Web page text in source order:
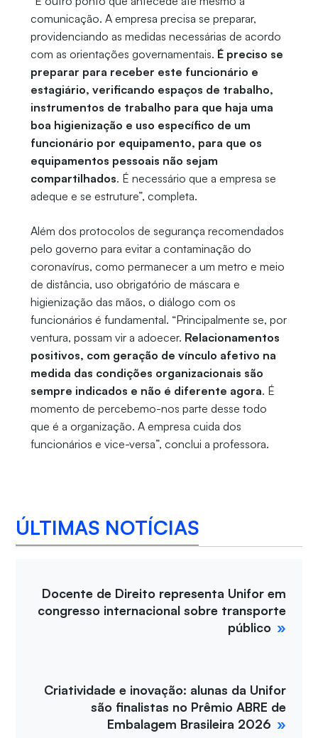
comunicação. A empresa precisa se preparar,
providenciando as medidas necessárias de acordo
com as orientações governamentais. É preciso se
preparar para receber este funcionário e
estagiário, verificando espaços de trabalho,
instrumentos de trabalho para que haja uma
boa higienização e uso específico de um
funcionário por equipamento, para que os
equipamentos pessoais não sejam
compartilhados. É necessário que a empresa se
adeque e se estruture”, completa.
Além dos protocolos de segurança recomendados
pelo governo para evitar a contaminação do
coronavírus, como permanecer a um metro e meio
de distância, uso obrigatório de máscara e
higienização das mãos, o diálogo com os
funcionários é fundamental. “Principalmente se, por
ventura, possam vir a adoecer. Relacionamentos
positivos, com geração de vínculo afetivo na
medida das condições organizacionais são
sempre indicados e não é diferente agora. É
momento de percebemo-nos parte desse todo
que é a organização. A empresa cuida dos
funcionários e vice-versa”, conclui a professora.
ÚLTIMAS NOTÍCIAS
Docente de Direito representa Unifor em
congresso internacional sobre transporte
público
Criatividade e inovação: alunas da Unifor
são finalistas no Prêmio ABRE de
Embalagem Brasileira 2026